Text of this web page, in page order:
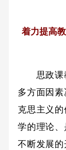
着力提高
思政课教
多方面因
克思主义
学的理论
不断发展